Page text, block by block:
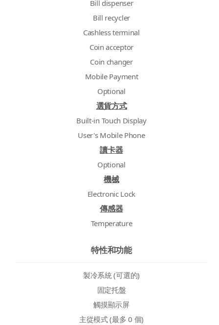
Bill dispenser
Bill recycler
Cashless terminal
Coin acceptor
Coin changer
Mobile Payment
Optional
選貨方式
Built-in Touch Display
User's Mobile Phone
讀卡器
Optional
機械
Electronic Lock
傳感器
Temperature
特性和功能
製冷系統 (可選的)
固定托盤
觸摸顯示屏
主從模式 (最多 0 個)